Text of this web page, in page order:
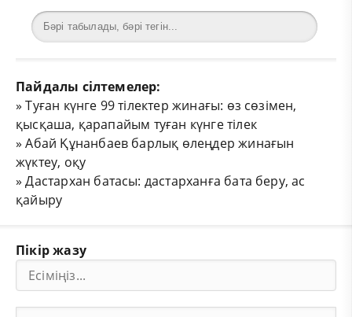
Пайдалы сілтемелер:
»Туған күнге 99 тілектер жинағы: өз сөзімен,
қысқаша, қарапайым туған күнге тілек
»Абай Құнанбаев барлық өлеңдер жинағын
жүктеу, оқу
»Дастархан батасы: дастарханға бата беру, ас
қайыру
Пікір жазу